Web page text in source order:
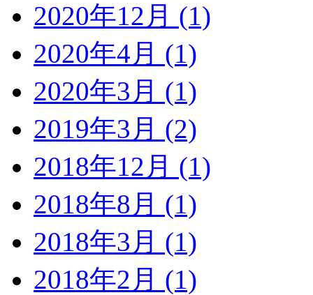
2020年12月 (1)
2020年4月 (1)
2020年3月 (1)
2019年3月 (2)
2018年12月 (1)
2018年8月 (1)
2018年3月 (1)
2018年2月 (1)